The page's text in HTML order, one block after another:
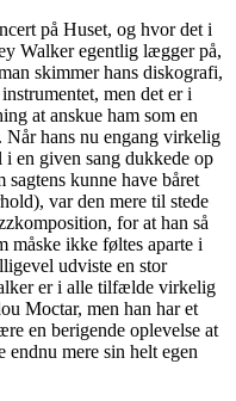
på Huset, og hvor det i
Walker egentlig lægger på,
skimmer hans diskografi,
men det er i
at anskue ham som en
Når hans nu engang virkelig
en given sang dukkede op
sagtens kunne have båret
var den mere til stede
for at han så
måske ikke føltes aparte i
udviste en stor
er i alle tilfælde virkelig
Moctar, men han har et
en berigende oplevelse at
mere sin helt egen